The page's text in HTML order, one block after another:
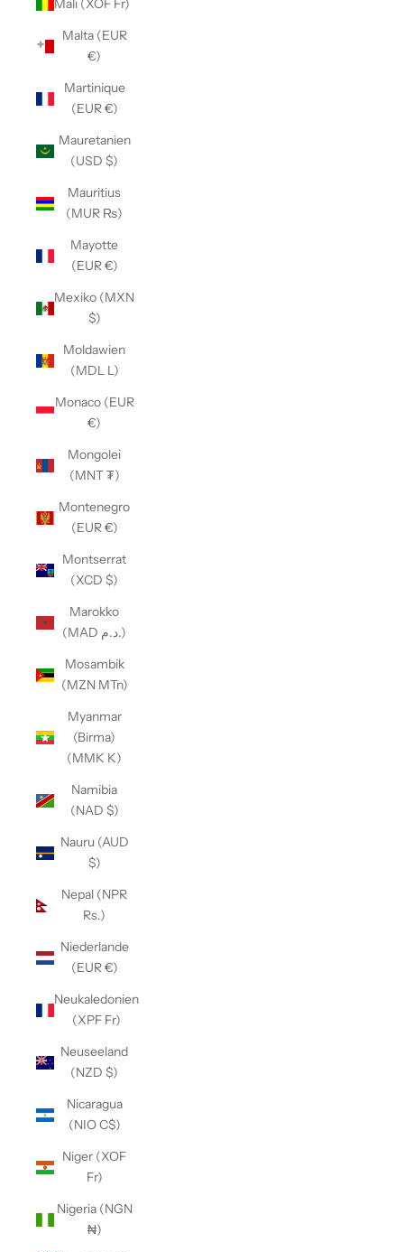
Mali (XOF Fr)
Malta (EUR
€)
Martinique
(EUR €)
Mauretanien
(USD $)
Mauritius
(MUR ₨)
Mayotte
(EUR €)
Mexiko (MXN
$)
Moldawien
(MDL L)
Monaco (EUR
€)
Mongolei
(MNT ₮)
Montenegro
(EUR €)
Montserrat
(XCD $)
Marokko
(MAD د.م.)
Mosambik
(MZN MTn)
Myanmar
(Birma)
(MMK K)
Namibia
(NAD $)
Nauru (AUD
$)
Nepal (NPR
Rs.)
Niederlande
(EUR €)
Neukaledonien
(XPF Fr)
Neuseeland
(NZD $)
Nicaragua
(NIO C$)
Niger (XOF
Fr)
Nigeria (NGN
₦)